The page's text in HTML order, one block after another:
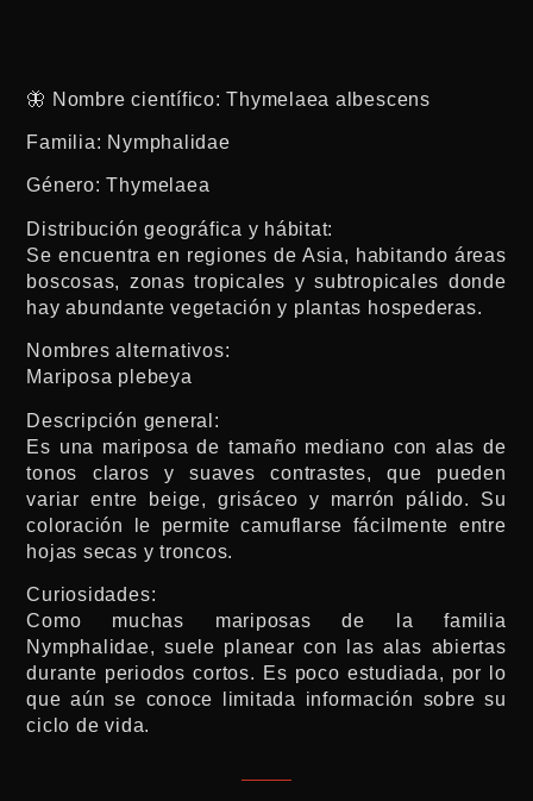
🦋 Nombre científico: Thymelaea albescens
Familia: Nymphalidae
Género: Thymelaea
Distribución geográfica y hábitat:
Se encuentra en regiones de Asia, habitando áreas
boscosas, zonas tropicales y subtropicales donde
hay abundante vegetación y plantas hospederas.
Nombres alternativos:
Mariposa plebeya
Descripción general:
Es una mariposa de tamaño mediano con alas de
tonos claros y suaves contrastes, que pueden
variar entre beige, grisáceo y marrón pálido. Su
coloración le permite camuflarse fácilmente entre
hojas secas y troncos.
Curiosidades:
Como muchas mariposas de la familia
Nymphalidae, suele planear con las alas abiertas
durante periodos cortos. Es poco estudiada, por lo
que aún se conoce limitada información sobre su
ciclo de vida.